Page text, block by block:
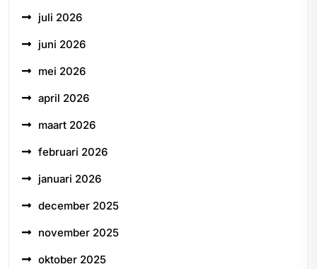
juli 2026
juni 2026
mei 2026
april 2026
maart 2026
februari 2026
januari 2026
december 2025
november 2025
oktober 2025